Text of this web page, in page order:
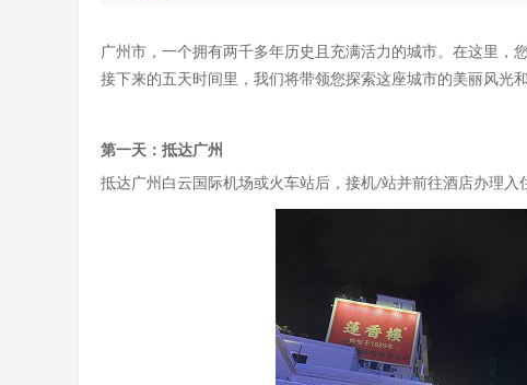
广州市，一个拥有两千多年历史且充满活力的城市。在这里，
接下来的五天时间里，我们将带领您探索这座城市的美丽风光和
第一天：抵达广州
抵达广州白云国际机场或火车站后，接机/站并前往酒店办理入